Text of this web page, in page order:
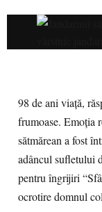
98 de ani viață,
frumoase. Emoția
sătmărean a fost
adâncul sufletului
pentru îngrijiri
ocrotire domnul